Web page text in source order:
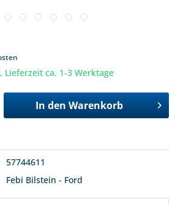
ca. 1-3 Werktage
In den Warenkorb
57744611
Febi Bilstein - Ford